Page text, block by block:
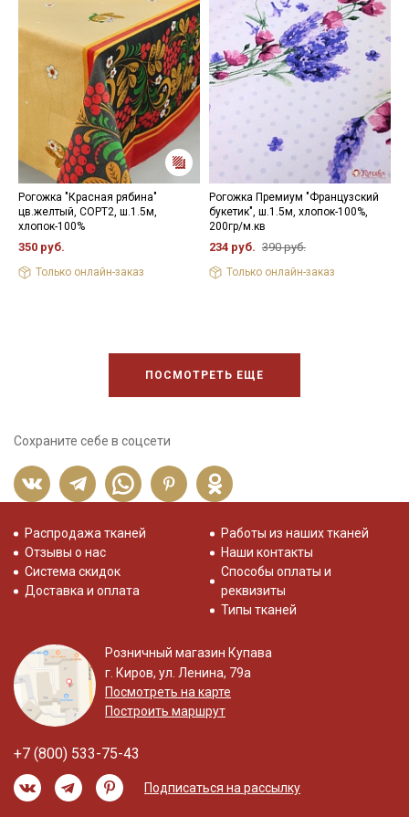
Рогожка "Красная рябина"
цв.желтый, СОРТ2, ш.1.5м,
хлопок-100%
350 руб.
Только онлайн-заказ
Рогожка Премиум "Французский
букетик", ш.1.5м, хлопок-100%,
200гр/м.кв
234 руб. 390 руб.
Только онлайн-заказ
ПОСМОТРЕТЬ ЕЩЕ
Сохраните себе в соцсети
Распродажа тканей
Отзывы о нас
Система скидок
Доставка и оплата
Работы из наших тканей
Наши контакты
Способы оплаты и
реквизиты
Типы тканей
Розничный магазин Купава
г. Киров, ул. Ленина, 79а
Посмотреть на карте
Построить маршрут
+7 (800) 533-75-43
Подписаться на рассылку